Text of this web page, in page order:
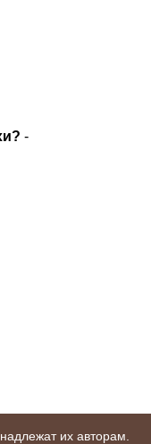
-
их авторам.